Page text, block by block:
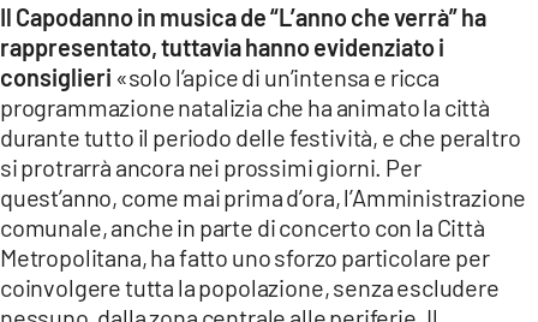
Il Capodanno in musica de “L’anno che verrà” ha
rappresentato, tuttavia hanno evidenziato i
consiglieri «solo l’apice di un’intensa e ricca
programmazione natalizia che ha animato la città
durante tutto il periodo delle festività, e che peraltro
si protrarrà ancora nei prossimi giorni. Per
quest’anno, come mai prima d’ora, l’Amministrazione
comunale, anche in parte di concerto con la Città
Metropolitana, ha fatto uno sforzo particolare per
coinvolgere tutta la popolazione, senza escludere